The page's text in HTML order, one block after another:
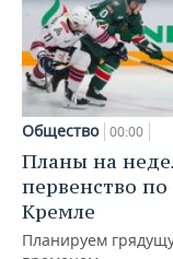
Общество 00:00
Планы на
первенство
Кремле
Планируем